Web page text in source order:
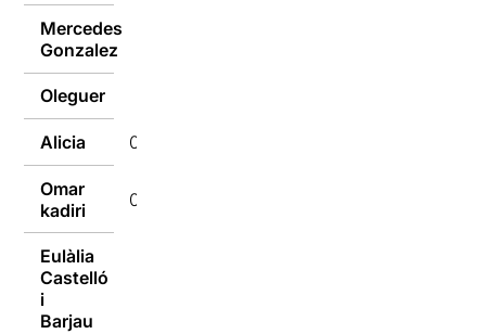
Mercedes
Gonzalez
Oleguer
Alicia 09/01/2017
Omar
kadiri
09/01/2017
Eulàlia
Castelló
i
Barjau